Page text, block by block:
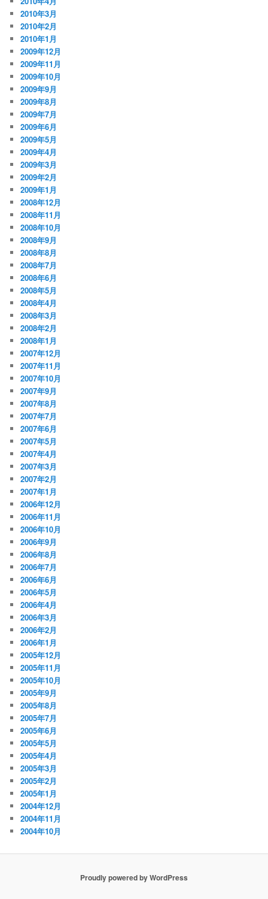
2010年3月
2010年2月
2010年1月
2009年12月
2009年11月
2009年10月
2009年9月
2009年8月
2009年7月
2009年6月
2009年5月
2009年4月
2009年3月
2009年2月
2009年1月
2008年12月
2008年11月
2008年10月
2008年9月
2008年8月
2008年7月
2008年6月
2008年5月
2008年4月
2008年3月
2008年2月
2008年1月
2007年12月
2007年11月
2007年10月
2007年9月
2007年8月
2007年7月
2007年6月
2007年5月
2007年4月
2007年3月
2007年2月
2007年1月
2006年12月
2006年11月
2006年10月
2006年9月
2006年8月
2006年7月
2006年6月
2006年5月
2006年4月
2006年3月
2006年2月
2006年1月
2005年12月
2005年11月
2005年10月
2005年9月
2005年8月
2005年7月
2005年6月
2005年5月
2005年4月
2005年3月
2005年2月
2005年1月
2004年12月
2004年11月
2004年10月
Proudly powered by WordPress